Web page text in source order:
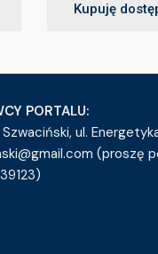
Kupuję
PORTALU:
ul.
(proszę